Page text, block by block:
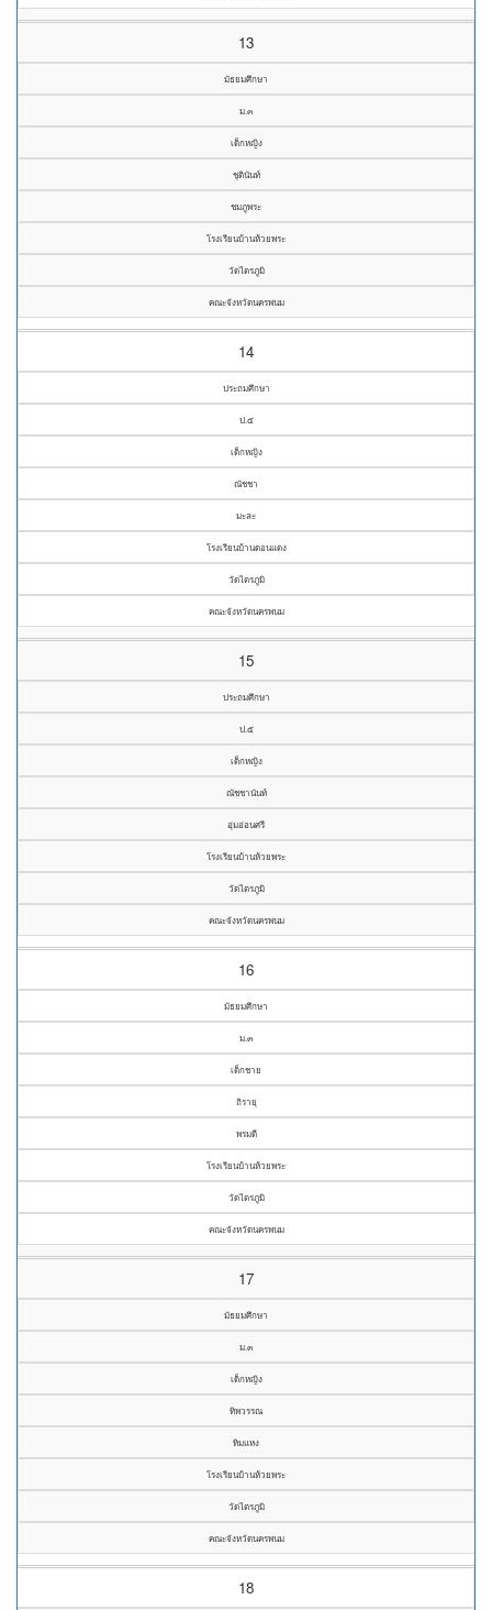
13
มัธยมศึกษา
ม.๓
เด็กหญิง
ชุตินันท์
ชมภูพระ
โรงเรียนบ้านห้วยพระ
วัดไตรภูมิ
คณะจังหวัดนครพนม
14
ประถมศึกษา
ป.๕
เด็กหญิง
ณัชชา
มะละ
โรงเรียนบ้านดอนแดง
วัดไตรภูมิ
คณะจังหวัดนครพนม
15
ประถมศึกษา
ป.๕
เด็กหญิง
ณัชชานันท์
อุ่มอ่อนศรี
โรงเรียนบ้านห้วยพระ
วัดไตรภูมิ
คณะจังหวัดนครพนม
16
มัธยมศึกษา
ม.๓
เด็กชาย
ถิรายุ
พรมดี
โรงเรียนบ้านห้วยพระ
วัดไตรภูมิ
คณะจังหวัดนครพนม
17
มัธยมศึกษา
ม.๓
เด็กหญิง
ทิพวรรณ
ทิมแหง
โรงเรียนบ้านห้วยพระ
วัดไตรภูมิ
คณะจังหวัดนครพนม
18